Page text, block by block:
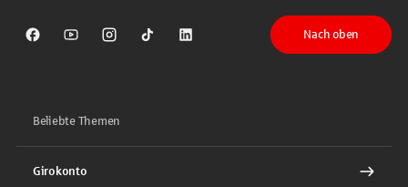
Sparkasse auf Facebook
Sparkasse auf Youtube
Sparkasse auf Instagram
Sparkasse auf TikTok
Sparkasse auf LinkedIn
Nach oben
Beliebte Themen
Girokonto